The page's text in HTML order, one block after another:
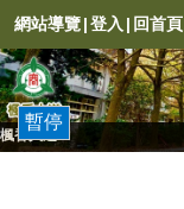
網站導覽|登入 | 回首頁
暫停
楓香大道